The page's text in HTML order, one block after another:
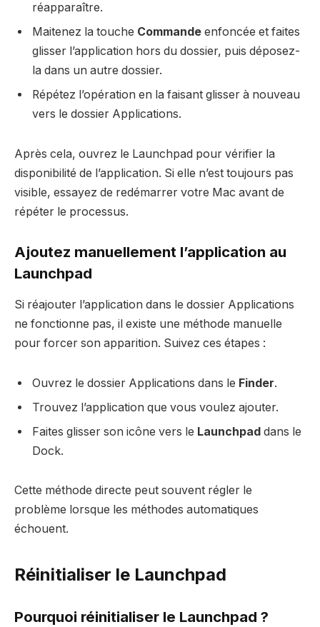
réapparaître.
Maitenez la touche Commande enfoncée et faites
glisser l’application hors du dossier, puis déposez-
la dans un autre dossier.
Répétez l’opération en la faisant glisser à nouveau
vers le dossier Applications.
Après cela, ouvrez le Launchpad pour vérifier la
disponibilité de l’application. Si elle n’est toujours pas
visible, essayez de redémarrer votre Mac avant de
répéter le processus.
Ajoutez manuellement l’application au
Launchpad
Si réajouter l’application dans le dossier Applications
ne fonctionne pas, il existe une méthode manuelle
pour forcer son apparition. Suivez ces étapes :
Ouvrez le dossier Applications dans le Finder.
Trouvez l’application que vous voulez ajouter.
Faites glisser son icône vers le Launchpad dans le
Dock.
Cette méthode directe peut souvent régler le
problème lorsque les méthodes automatiques
échouent.
Réinitialiser le Launchpad
Pourquoi réinitialiser le Launchpad ?